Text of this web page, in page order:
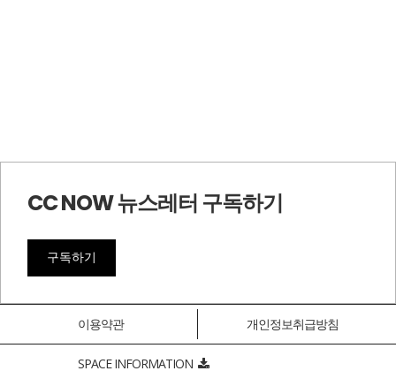
CC NOW 뉴스레터 구독하기
구독하기
이용약관 개인정보취급방침
SPACE INFORMATION